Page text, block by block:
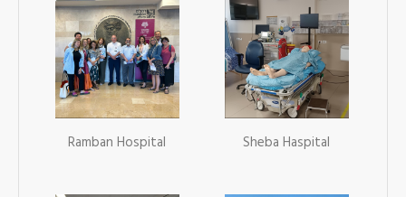
Ramban Hospital Sheba Haspital